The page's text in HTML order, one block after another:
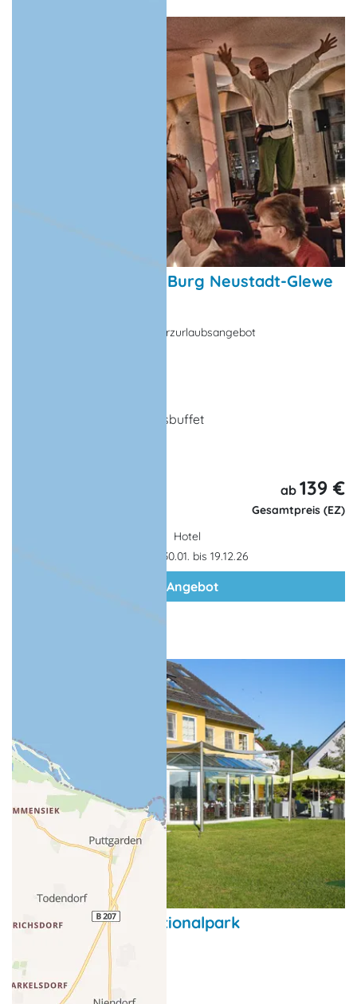
Ritteressen auf der Burg Neustadt-Glewe
Kulinarisches Angebot, Kurzurlaubsangebot
reichhaltiges Frühstücksbuffet
ab 139 €
Gesamtpreis (EZ)
Hotel
Gültigkeit: 30.01. bis 19.12.26
zum Angebot
Hotel am Müritz-Nationalpark
Waren (Müritz)